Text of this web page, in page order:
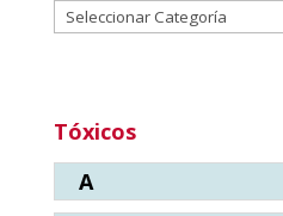
Categorías
Tóxicos
A